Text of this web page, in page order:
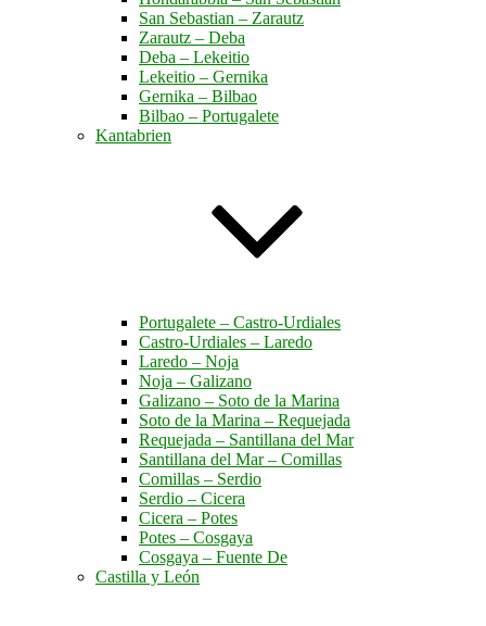
San Sebastian – Zarautz
Zarautz – Deba
Deba – Lekeitio
Lekeitio – Gernika
Gernika – Bilbao
Bilbao – Portugalete
Kantabrien
Portugalete – Castro-Urdiales
Castro-Urdiales – Laredo
Laredo – Noja
Noja – Galizano
Galizano – Soto de la Marina
Soto de la Marina – Requejada
Requejada – Santillana del Mar
Santillana del Mar – Comillas
Comillas – Serdio
Serdio – Cicera
Cicera – Potes
Potes – Cosgaya
Cosgaya – Fuente De
Castilla y León